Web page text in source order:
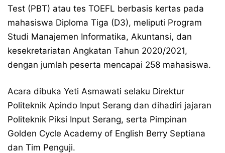
Test (PBT) atau tes TOEFL berbasis kertas pada
mahasiswa Diploma Tiga (D3), meliputi Program
Studi Manajemen Informatika, Akuntansi, dan
kesekretariatan Angkatan Tahun 2020/2021,
dengan jumlah peserta mencapai 258 mahasiswa.
Acara dibuka Yeti Asmawati selaku Direktur
Politeknik Apindo Input Serang dan dihadiri jajaran
Politeknik Piksi Input Serang, serta Pimpinan
Golden Cycle Academy of English Berry Septiana
dan Tim Penguji.